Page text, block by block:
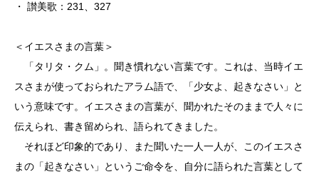
・ 讃美歌：231、327
＜イエスさまの言葉＞
「タリタ・クム」。聞き慣れない言葉です。これは、当時イエ
スさまが使っておられたアラム語で、「少女よ、起きなさい」と
いう意味です。イエスさまの言葉が、聞かれたそのままで人々に
伝えられ、書き留められ、語られてきました。
それほど印象的であり、また聞いた一人一人が、このイエスさ
まの「起きなさい」というご命令を、自分に語られた言葉として